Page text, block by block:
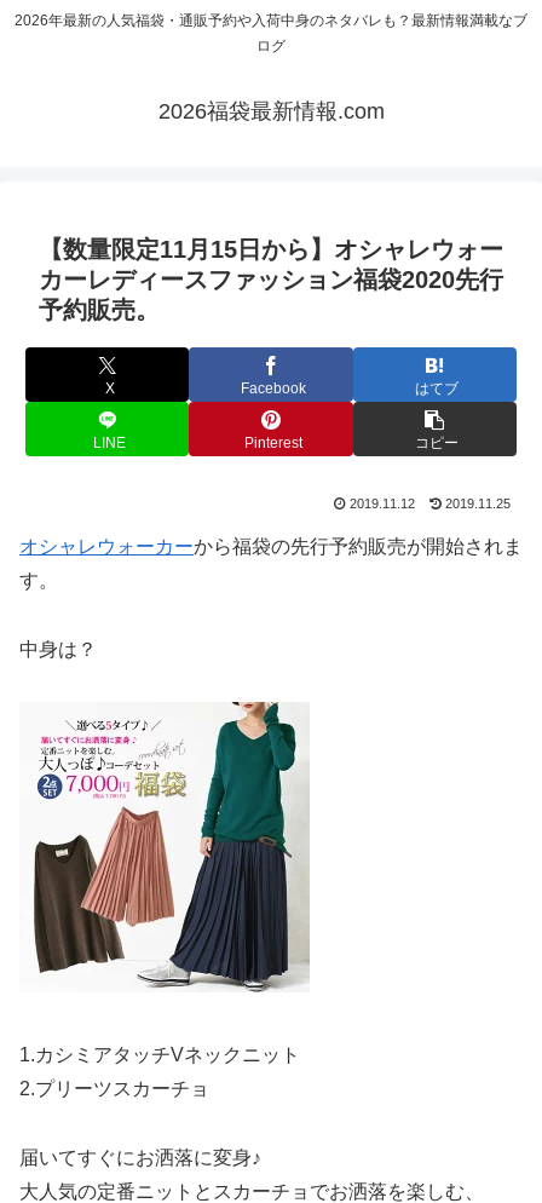
2026年最新の人気福袋・通販予約や入荷中身のネタバレも？最新情報満載なブ
ログ
2026福袋最新情報.com
【数量限定11月15日から】オシャレウォー
カーレディースファッション福袋2020先行
予約販売。
X Facebook はてブ
LINE Pinterest コピー
2019.11.12 2019.11.25
オシャレウォーカーから福袋の先行予約販売が開始されま
す。
中身は？
1.カシミアタッチVネックニット
2.プリーツスカーチョ
届いてすぐにお洒落に変身♪
大人気の定番ニットとスカーチョでお洒落を楽しむ、